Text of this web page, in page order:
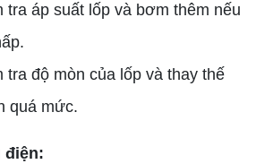
tra áp suất lốp và bơm thêm nếu
tra độ mòn của lốp và thay thế
quá mức.
điện: